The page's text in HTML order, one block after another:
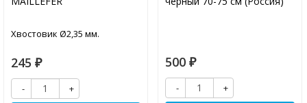
Хвостовик Ø2,35 мм.
245 ₽
-
+
500 ₽
-
+